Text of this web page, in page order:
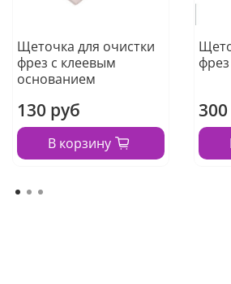
Щеточка для очистки
фрез с клеевым
основанием
130 руб
В корзину